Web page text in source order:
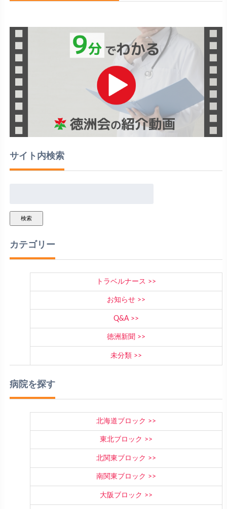
サイト内検索
検索
カテゴリー
トラベルナース
お知らせ
Q&A
徳洲新聞
未分類
病院を探す
北海道ブロック
東北ブロック
北関東ブロック
南関東ブロック
大阪ブロック